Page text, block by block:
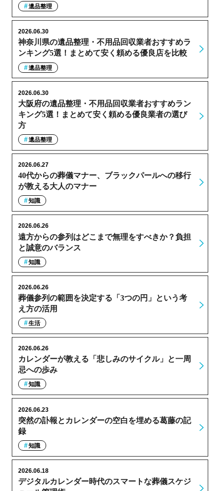
遺品整理
神奈川県の遺品整理・不用品回収業者おすすめラ
ンキング5選！まとめて安く頼める優良店を比較
2026.06.30
遺品整理
大阪府の遺品整理・不用品回収業者おすすめラン
キング5選！まとめて安く頼める優良業者の選び
方
2026.06.30
遺品整理
40代からの葬儀マナー、ブラックパールへの移行
が教える大人のマナー
2026.06.27
知識
遠方からの参列はどこまで無理をすべきか？負担
と誠意のバランス
2026.06.26
知識
葬儀参列の範囲を決定する「3つの円」という考
え方の活用
2026.06.26
生活
カレンダーが教える「悲しみのサイクル」と一周
忌への歩み
2026.06.26
知識
突然の訃報とカレンダーの空白を埋める葛藤の記
録
2026.06.23
知識
デジタルカレンダー時代のスマートな葬儀スケジ
2026.06.18